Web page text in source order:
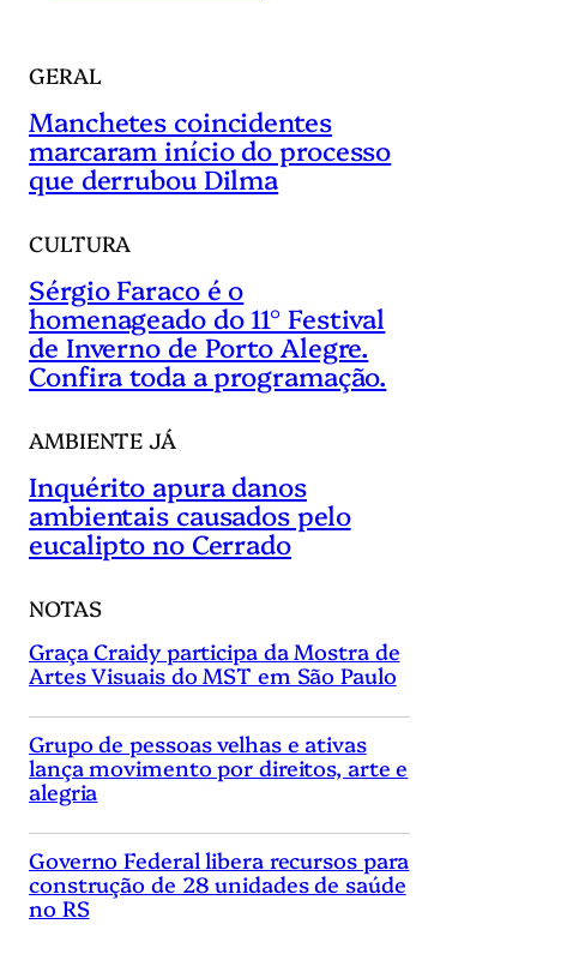
GERAL
Manchetes coincidentes
marcaram início do processo
que derrubou Dilma
CULTURA
Sérgio Faraco é o
homenageado do 11° Festival
de Inverno de Porto Alegre.
Confira toda a programação.
AMBIENTE JÁ
Inquérito apura danos
ambientais causados pelo
eucalipto no Cerrado
NOTAS
Graça Craidy participa da Mostra de
Artes Visuais do MST em São Paulo
Grupo de pessoas velhas e ativas
lança movimento por direitos, arte e
alegria
Governo Federal libera recursos para
construção de 28 unidades de saúde
no RS